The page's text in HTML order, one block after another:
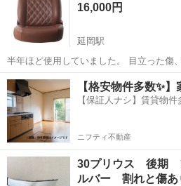
ントリー棟だと嬉しいです。
16,000円
延岡駅
半年ほど使用していました。 目立った傷
ウン
宮崎 延岡市 延岡駅 内装、イ
【格安物件多数✨
【保証人ナシ】賃貸物件
ニフティ不動産
30プリウス 後期
ルバー 割れと傷あ